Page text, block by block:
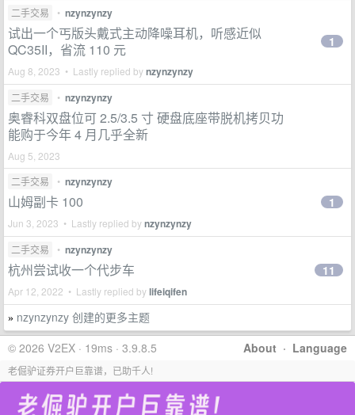
二手交易 • nzynzynzy
试出一个丐版头戴式主动降噪耳机，听感近似
QC35II，省流 110 元
Aug 8, 2023 • Lastly replied bynzynzynzy
1
二手交易 • nzynzynzy
奥睿科双盘位可 2.5/3.5 寸 硬盘底座带脱机拷贝功
能购于今年 4 月几乎全新
Aug 5, 2023
二手交易
• nzynzynzy
山姆副卡 100
Jun 3, 2023 • Lastly replied bynzynzynzy
1
二手交易 • nzynzynzy
杭州尝试收一个代步车
Apr 12, 2022 • Lastly replied bylifeiqifen
11
» nzynzynzy 创建的更多主题
About · Language
© 2026 V2EX · 19ms · 3.9.8.5
老倔驴证券开户巨靠谱，已助千人!